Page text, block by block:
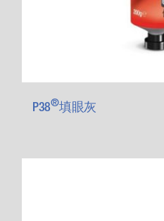
P38®填眼灰